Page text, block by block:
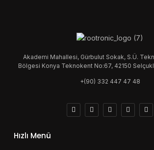
Akademi Mahallesi, Gürbulut Sokak, S.Ü.
Bölgesi Konya Teknokent No:67, 42150
+(90) 332 447 47 48
Hızlı Menü